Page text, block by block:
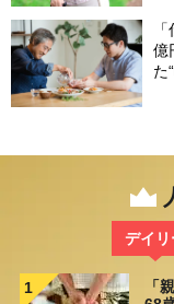
億
た
デイリ
1
「